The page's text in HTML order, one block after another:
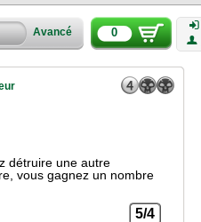
Avancé 0
détruire une autre
vous gagnez un nombre
5/4